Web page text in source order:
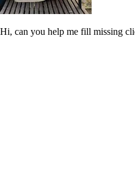
Hi, can you help me fill missing